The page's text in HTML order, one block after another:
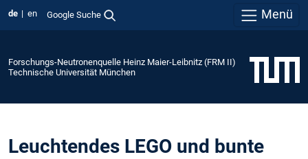
de en Google Suche Menü
Forschungs-Neutronenquelle Heinz Maier-Leibnitz (FRM II)
Technische Universität München
Leuchtendes LEGO und bunte